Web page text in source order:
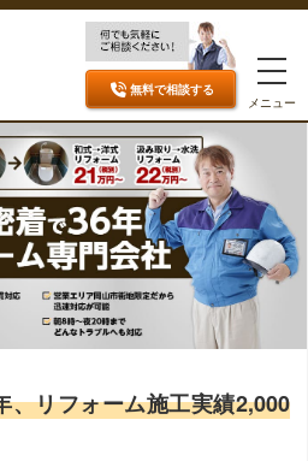
無料で相談する
メニュー
、リフォーム施工実績2,000